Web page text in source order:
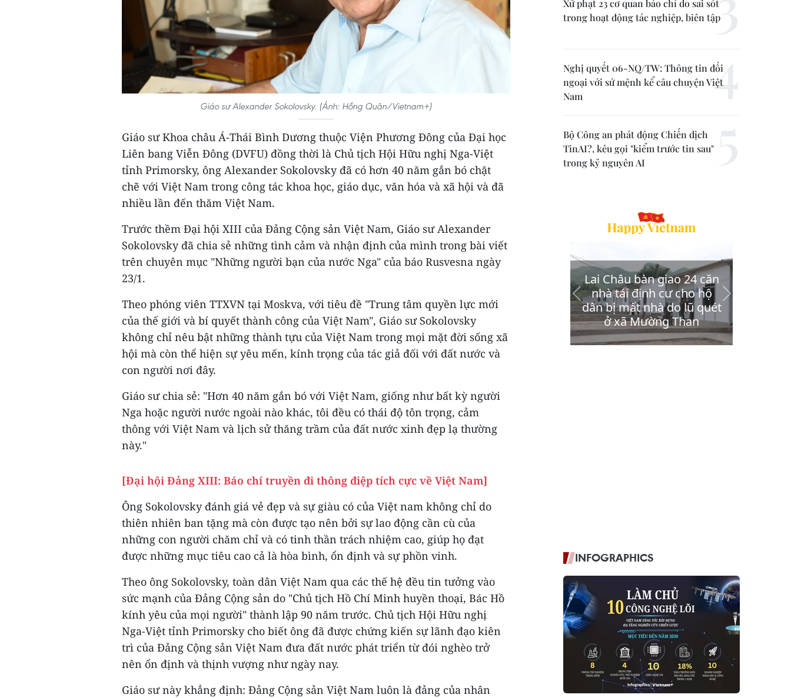
Giáo sư Alexander Sokolovsky. (Ảnh: Hồng Quân/Vietnam+)
Giáo sư Khoa châu Á-Thái Bình Dương thuộc Viện Phương Đông của Đại học
Liên bang Viễn Đông (DVFU) đồng thời là Chủ tịch Hội Hữu nghị Nga-Việt
tỉnh Primorsky, ông Alexander Sokolovsky đã có hơn 40 năm gắn bó chặt
chẽ với Việt Nam trong công tác khoa học, giáo dục, văn hóa và xã hội và đã
nhiều lần đến thăm Việt Nam.
Trước thềm Đại hội XIII của Đảng Cộng sản Việt Nam, Giáo sư Alexander
Sokolovsky đã chia sẻ những tình cảm và nhận định của mình trong bài viết
trên chuyên mục "Những người bạn của nước Nga" của báo Rusvesna ngày
23/1.
Theo phóng viên TTXVN tại Moskva, với tiêu đề "Trung tâm quyền lực mới
của thế giới và bí quyết thành công của Việt Nam", Giáo sư Sokolovsky
không chỉ nêu bật những thành tựu của Việt Nam trong mọi mặt đời sống xã
hội mà còn thể hiện sự yêu mến, kính trọng của tác giả đối với đất nước và
con người nơi đây.
Giáo sư chia sẻ: "Hơn 40 năm gắn bó với Việt Nam, giống như bất kỳ người
Nga hoặc người nước ngoài nào khác, tôi đều có thái độ tôn trọng, cảm
thông với Việt Nam và lịch sử thăng trầm của đất nước xinh đẹp lạ thường
này."
[Đại hội Đảng XIII: Báo chí truyền đi thông điệp tích cực về Việt Nam]
Ông Sokolovsky đánh giá vẻ đẹp và sự giàu có của Việt nam không chỉ do
thiên nhiên ban tặng mà còn được tạo nên bởi sự lao động cần cù của
những con người chăm chỉ và có tinh thần trách nhiệm cao, giúp họ đạt
được những mục tiêu cao cả là hòa bình, ổn định và sự phồn vinh.
Theo ông Sokolovsky, toàn dân Việt Nam qua các thế hệ đều tin tưởng vào
sức mạnh của Đảng Cộng sản do "Chủ tịch Hồ Chí Minh huyền thoại, Bác Hồ
kính yêu của mọi người" thành lập 90 năm trước. Chủ tịch Hội Hữu nghị
Nga-Việt tỉnh Primorsky cho biết ông đã được chứng kiến sự lãnh đạo kiên
trì của Đảng Cộng sản Việt Nam đưa đất nước phát triển từ đói nghèo trở
nên ổn định và thịnh vượng như ngày nay.
Giáo sư này khẳng định: Đảng Cộng sản Việt Nam luôn là đảng của nhân
Xử phạt 23 cơ quan báo chí do sai sót
trong hoạt động tác nghiệp, biên tập
Nghị quyết 06-NQ/TW: Thông tin đối
ngoại với sứ mệnh kể câu chuyện Việt
Nam
Bộ Công an phát động Chiến dịch
TinAI?, kêu gọi "kiểm trước tin sau"
trong kỷ nguyên AI
INFOGRAPHICS